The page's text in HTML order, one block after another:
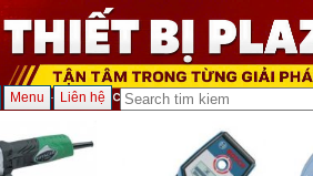
Menu Liên hệ